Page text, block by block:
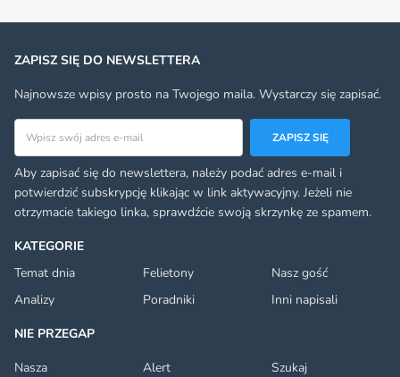
KATEGORIE
Temat dnia
Felietony
Nasz gość
Analizy
Poradniki
Inni napisali
NIE PRZEGAP
Nasza
Alert Szukaj
ZAPISZ SIĘ DO NEWSLETTERA
Najnowsze wpisy prosto na Twojego maila. Wystarczy się zapisać.
Adres email
ZAPISZ SIĘ
Aby zapisać się do newslettera, należy podać adres e-mail i
potwierdzić subskrypcję klikając w link aktywacyjny. Jeżeli nie
otrzymacie takiego linka, sprawdźcie swoją skrzynkę ze spamem.